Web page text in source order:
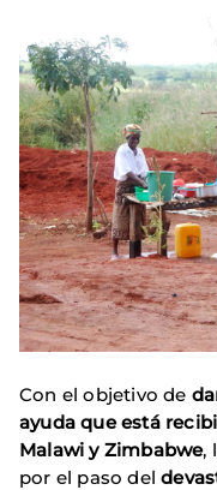
Con el objetivo de
ayuda que está
Malawi y Zimbabwe,
por el paso del